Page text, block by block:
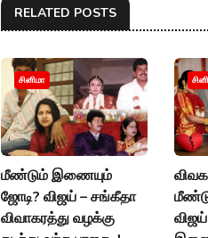
RELATED POSTS
சினிமா
மீண்டும் இணையும்
ஜோடி? விஜய் – சங்கீதா
விவாகரத்து வழக்கு